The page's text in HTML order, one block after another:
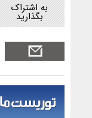
به اشتراک
بگذارید